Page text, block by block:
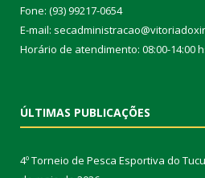
Fone: (93) 99217-0654
E-mail:
Horário de atendimento: 08:00-14:00
ÚLTIMAS PUBLICAÇÕES
4º Torneio de Pesca Esportiva do